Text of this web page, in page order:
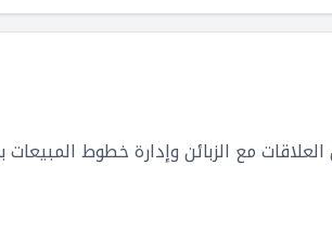
مع الزبائن وإدارة خطوط